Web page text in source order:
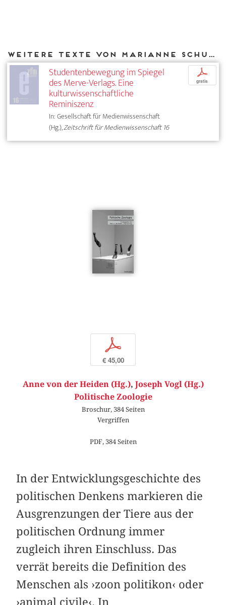
Weitere Texte von Marianne Schuller bei DIAPHANES
Studentenbewegung im Spiegel
des Merve-Verlags. Eine
kulturwissenschaftliche
Reminiszenz
In: Gesellschaft für Medienwissenschaft
(Hg.),Zeitschrift für Medienwissenschaft 16
p
gratis
p
€ 45,00
Anne von der Heiden (Hg.), Joseph Vogl (Hg.)
Politische Zoologie
Broschur, 384 Seiten
Vergriffen
PDF, 384 Seiten
In der Entwicklungsgeschichte des
politischen Denkens markieren die
Ausgrenzungen der Tiere aus der
politischen Ordnung immer
zugleich ihren Einschluss. Das
verrät bereits die Definition des
Menschen als ›zoon politikon‹ oder
›animal civile‹. In